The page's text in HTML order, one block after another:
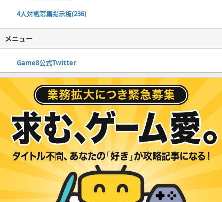
4人対戦募集掲示板(236)
メニュー
Game8公式Twitter